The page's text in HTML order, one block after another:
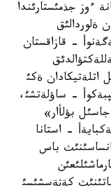
ءوز جذمئستارئندا
ةلوردالئق
- قازاقستان
اتلةتيكادان ةكئ
- ساؤلةتشئ،
بؤلأار»
- استانا
باس
كةثةسشئسئ